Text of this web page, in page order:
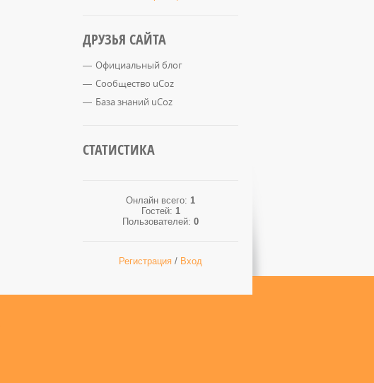
ДРУЗЬЯ САЙТА
Официальный блог
Сообщество uCoz
База знаний uCoz
СТАТИСТИКА
Онлайн всего: 1
Гостей: 1
Пользователей: 0
Регистрация / Вход